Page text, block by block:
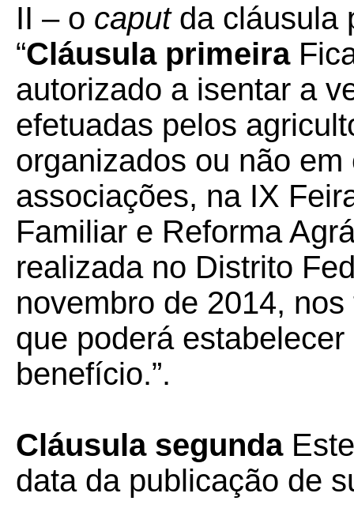
II – o caputda cláusula
“Cláusula primeira
autorizado a isentar a
efetuadas pelos
organizados ou não
associações, na IX
Familiar e Reforma
realizada no Distrito
novembro de 2014,
que poderá
benefício.”.
Cláusula segunda
data da publicação de